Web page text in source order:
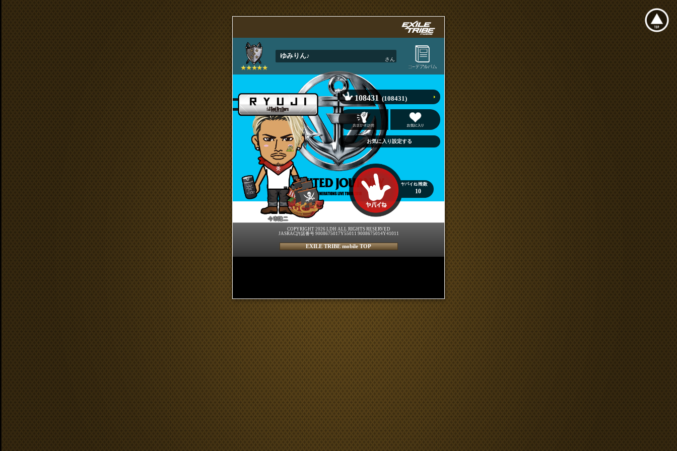
ゆみりん♪ さん
今市隆二
108431 (108431)
10
COPYRIGHT 2026 LDH ALL RIGHTS RESERVED
JASRAC許諾番号 9008675017Y55011 9008675014Y41011
EXILE TRIBE mobile TOP